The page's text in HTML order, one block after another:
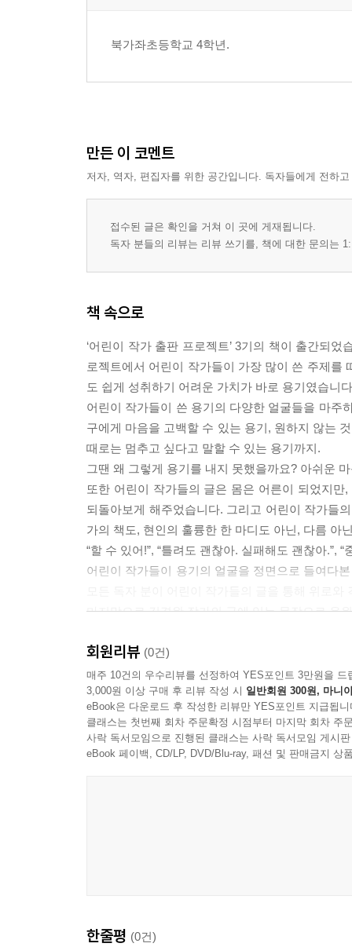
북가좌초등학교 4학년.
만든 이 코멘트
저자, 역자, 편집자를 위한 공간입니다. 독자들에게 전하
접수된 글은 확인을 거쳐 이 곳에 게재됩니다.
독자 분들의 리뷰는 리뷰 쓰기를, 책에 대한 문의는
책 속으로
‘어린이 작가 출판 프로젝트’ 3기의 책이 출간되
로젝트에서 어린이 작가들이 가장 많이 쓴 주제를
도 쉽게 성취하기 어려운 가치가 바로 용기였습니
어린이 작가들이 쓴 용기의 다양한 얼굴들을 마주
구에게 마음을 고백할 수 있는 용기, 원하지 않는
때로는 멈추고 싶다고 말할 수 있는 용기까지.
그땐 왜 그렇게 용기를 내지 못했을까요? 아쉬운
또한 어린이 작가들의 글은 몸은 어른이 되었지
되돌아보게 해주었습니다. 그리고 어린이 작가들
가의 책도, 현인의 훌륭한 한 마디도 아닌, 다름 아
“할 수 있어!”, “틀려도 괜찮아. 실패해도 괜찮아.”,
어린이 작가들이 용기의 얼굴을 정면으로 들여다
마지막으로 김경완 작가의 글에 있는 문장으로 응
도착한 자신을 볼 수 있을 것입니다.”
--- 「프롤로그」 중에서
회원리뷰 (0건)
매주 10건의 우수리뷰를 선정하여 YES포인트 3만원을 드
3,000원 이상 구매 후 리뷰 작성 시 일반회원 300원, 마니
eBook은 다운로드 후 작성한 리뷰만 YES포인트 지급됩니
클래스는 첫번째 회차 주문확정 시점부터 마지막 회차 주
사락 독서모임으로 진행된 클래스는 사락 독서모임 게시
eBook 페이백, CD/LP, DVD/Blu-ray, 패션 및 판매금지 상
한줄평 (0건)